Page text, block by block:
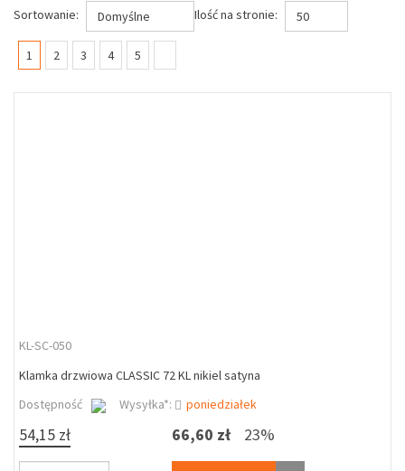
Sortowanie: Domyślne Ilość na stronie: 50
1 (current)
2 3 4 5
KL-SC-050
Klamka drzwiowa CLASSIC 72 KL nikiel satyna
Dostępność
Wysyłka*: poniedziałek
54,15 zł 66,60 zł 23%